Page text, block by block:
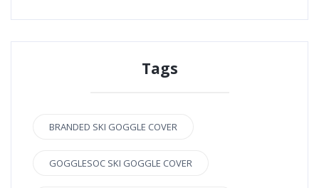
Tags
BRANDED SKI GOGGLE COVER
GOGGLESOC SKI GOGGLE COVER